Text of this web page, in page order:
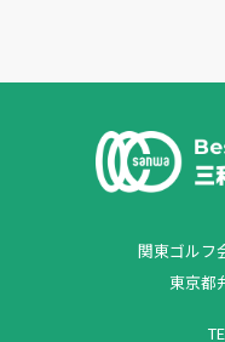
関東ゴルフ
東京都